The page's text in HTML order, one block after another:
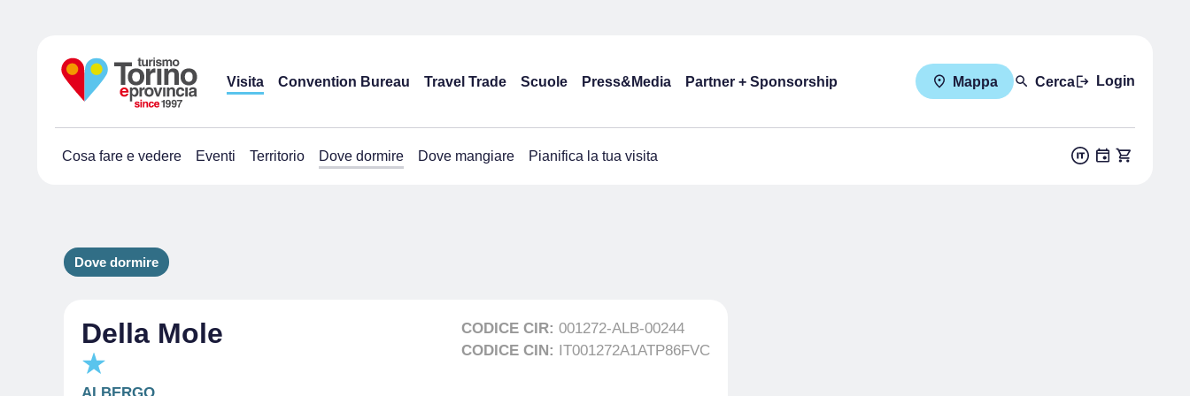
Visita Convention Bureau Travel Trade Scuole Press&Media Partner + Sponsorship Mappa Cerca Login
Cosa fare e vedere Eventi Territorio Dove dormire Dove mangiare Pianifica la tua visita
Dove dormire
Della Mole CODICE CIR: 001272-ALB-00244
CODICE CIN: IT001272A1ATP86FVC